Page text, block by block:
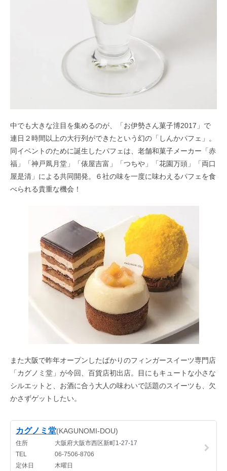
中でも大きな注目を集めるのが、「お伊勢さん菓子博2017」で
連日２時間以上の大行列ができたという幻の「しんかパフェ」。
同イベントのために誕生したパフェは、老舗和菓子メーカー「赤
福」「神戸凮月堂」「俵屋吉富」「つちや」「花園万頭」「両口
屋是清」による共同開発。６社の味を一度に味わえるパフェを食
べられる貴重な機会！
また大阪で昨年オープンしたばかりのフィンガースイーツ専門店
「カグノミ堂」が今回、百貨店初出店。目にもキュートな小さな
シルエットと、お酒に合う大人の味わいで話題のスイーツも、欠
かさずゲットしたい。